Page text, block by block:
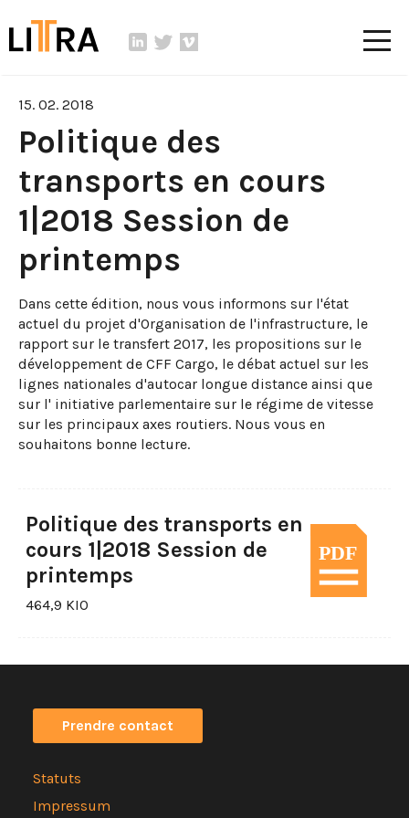
15. 02. 2018
Politique des
transports en cours
1|2018 Session de
printemps
Dans cette édition, nous vous informons sur l'état
actuel du projet d'Organisation de l'infrastructure, le
rapport sur le transfert 2017, les propositions sur le
développement de CFF Cargo, le débat actuel sur les
lignes nationales d'autocar longue distance ainsi que
sur l' initiative parlementaire sur le régime de vitesse
sur les principaux axes routiers. Nous vous en
souhaitons bonne lecture.
Politique des transports en
cours 1|2018 Session de
printemps
464,9 KIO
Prendre contact
Statuts
Impressum